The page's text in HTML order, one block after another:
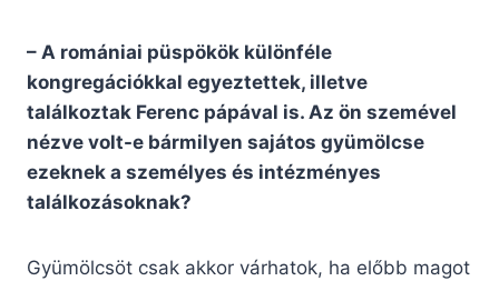
– A romániai püspökök különféle
kongregációkkal egyeztettek, illetve
találkoztak Ferenc pápával is. Az ön szemével
nézve volt-e bármilyen sajátos gyümölcse
ezeknek a személyes és intézményes
találkozásoknak?
Gyümölcsöt csak akkor várhatok, ha előbb magot